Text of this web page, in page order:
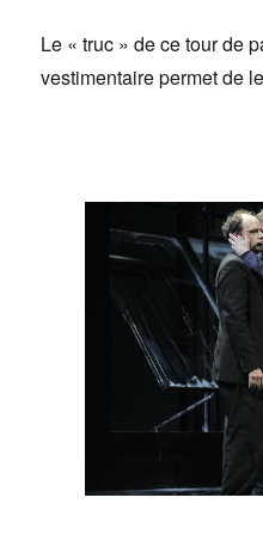
Le « truc » de ce tour de
vestimentaire permet de